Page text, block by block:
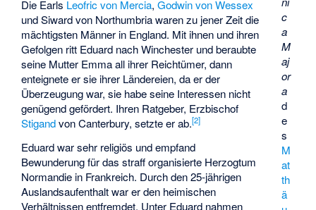
c
a
M
aj
or
a
d
e
s
M
at
th
ä
Die Earls Leofric von Mercia,Godwin von Wessex
undSiward von Northumbriawaren zu jener Zeit die
mächtigsten Männer in England. Mit ihnen und ihren
Gefolgen ritt Eduard nach Winchester und beraubte
seine Mutter Emma all ihrer Reichtümer, dann
enteignete er sie ihrer Ländereien, da er der
Überzeugung war, sie habe seine Interessen nicht
genügend gefördert. Ihren Ratgeber, Erzbischof
Stigandvon Canterbury, setzte er ab.[2]
Eduard war sehr religiös und empfand
Bewunderung für das straff organisierte Herzogtum
Normandie in Frankreich. Durch den 25-jährigen
Auslandsaufenthalt war er den heimischen
Verhältnissen entfremdet. Unter Eduard nahmen